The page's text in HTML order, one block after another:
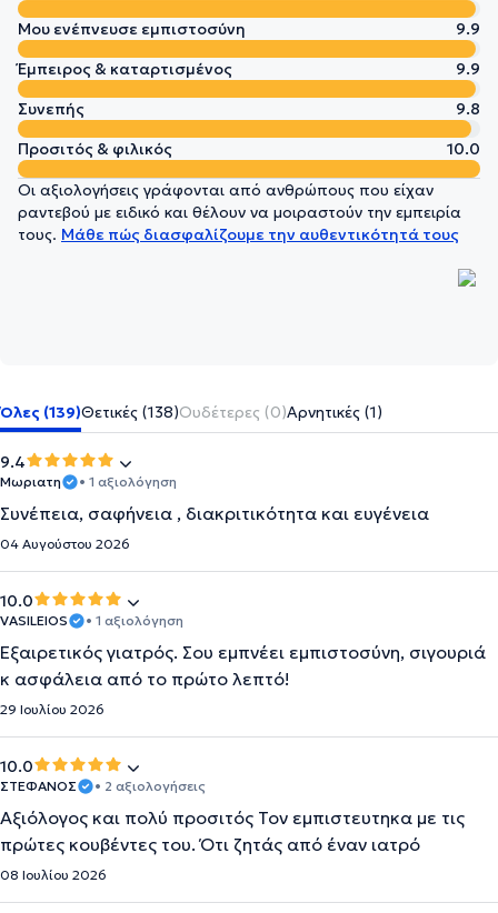
Μου ενέπνευσε εμπιστοσύνη
9.9
Έμπειρος & καταρτισμένος
9.9
Συνεπής
9.8
Προσιτός & φιλικός
10.0
Οι αξιολογήσεις γράφονται από ανθρώπους που είχαν
ραντεβού με ειδικό και θέλουν να μοιραστούν την εμπειρία
τους. Μάθε πώς διασφαλίζουμε την αυθεντικότητά τους
Όλες (139)Θετικές (138)Ουδέτερες (0)Αρνητικές (1)
9.4
Μωριατη • 1 αξιολόγηση
Συνέπεια, σαφήνεια , διακριτικότητα και ευγένεια
04 Αυγούστου 2026
10.0
VASILEIOS • 1 αξιολόγηση
Εξαιρετικός γιατρός. Σου εμπνέει εμπιστοσύνη, σιγουριά
κ ασφάλεια από το πρώτο λεπτό!
29 Ιουλίου 2026
10.0
ΣΤΕΦΑΝΟΣ • 2 αξιολογήσεις
Αξιόλογος και πολύ προσιτός Τον εμπιστευτηκα με τις
πρώτες κουβέντες του. Ότι ζητάς από έναν ιατρό
08 Ιουλίου 2026